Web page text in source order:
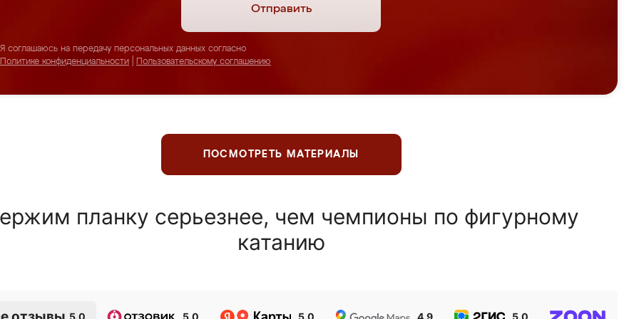
Отправить
Я соглашаюсь на передачу персональных данных согласно
Политике конфиденциальности
Пользовательскому соглашению
ПОСМОТРЕТЬ МАТЕРИАЛЫ
планку серьезнее, чем чемпионы по фигурному
катанию
5.0 5.0 5.0 4.9 5.0